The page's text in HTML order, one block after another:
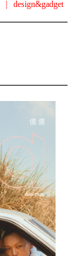
design&gadget